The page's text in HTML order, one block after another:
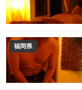
福岡県